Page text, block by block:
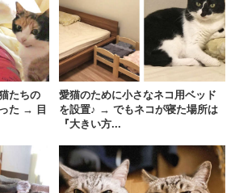
たちの
た → 目
愛猫のために小さなネコ用ベッド
を設置♪ → でもネコが寝た場所は
『大きい方...
アプリで開く